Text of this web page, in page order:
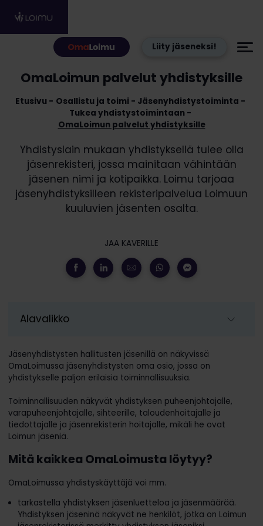
Liity jäseneksi!
Etusivu Osallistu ja toimi
Jäsenyhdistystoiminta
Tukea yhdistystoimintaan
OmaLoimun palvelut yhdistyksille
OmaLoimun palvelut yhdistyksille
Yhdistyslain mukaan yhdistyksellä tulee olla
jäsenrekisteri, jossa mainitaan vähintään
jäsenen nimi ja kotipaikka. Loimu tarjoaa
jäsenyhdistyksilleen rekisteripalvelua Loimuun
kuuluvien jäsenten osalta.
JAA KAVERILLE
Alavalikko
Jäsenyhdistysten hallitusten jäsenillä on näkyvissä
OmaLoimussa jäsenyhdistysten oma osio, jossa on
yhdistykselle paljon erilaisia toiminnallisuuksia.
Toiminnallisuuden näkyvät yhdistyksen puheenjohtajalle,
varapuheenjohtajalle, sihteerille, taloudenhoitajalle ja
tiedottajalle ja jäsenrekisterin hoitajalle, mikäli he ovat
Loimun jäseniä.
Mitä kaikkea OmaLoimusta löytyy?
OmaLoimussa yhdistyskäyttäjä voi mm.
tarkastella yhdistyksen jäsenluetteloa ja jäsenmäärää.
Yhdistyksen jäseninä näkyvät ne henkilöt, jotka on Loimun